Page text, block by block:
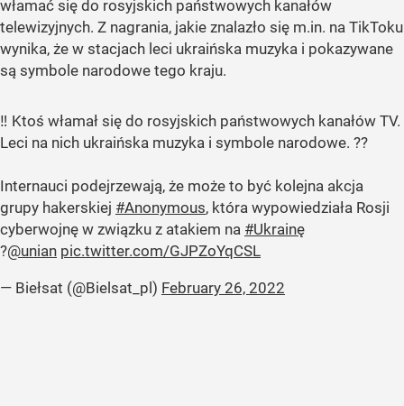
włamać się do rosyjskich państwowych kanałów
telewizyjnych. Z nagrania, jakie znalazło się m.in. na TikToku
wynika, że w stacjach leci ukraińska muzyka i pokazywane
są symbole narodowe tego kraju.
‼ Ktoś włamał się do rosyjskich państwowych kanałów TV.
Leci na nich ukraińska muzyka i symbole narodowe. ??
Internauci podejrzewają, że może to być kolejna akcja
grupy hakerskiej #Anonymous, która wypowiedziała Rosji
cyberwojnę w związku z atakiem na #Ukrainę
?@unian pic.twitter.com/GJPZoYqCSL
— Biełsat (@Bielsat_pl) February 26, 2022